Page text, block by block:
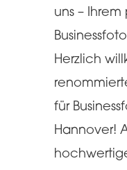
uns –
Herzlich
für
Hannover!